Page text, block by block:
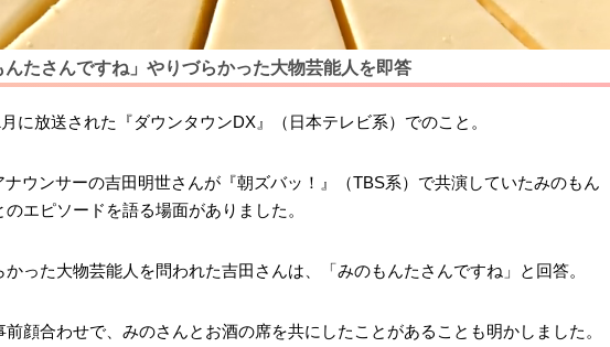
んたさんですね」やりづらかった大物芸能人を即答
に放送された『ダウンタウンDX』（日本テレビ系）でのこと。
ナウンサーの吉田明世さんが『朝ズバッ！』（TBS系）で共演していたみのもん
のエピソードを語る場面がありました。
かった大物芸能人を問われた吉田さんは、「みのもんたさんですね」と回答。
前顔合わせで、みのさんとお酒の席を共にしたことがあることも明かしました。